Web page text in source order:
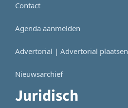
Contact
Agenda aanmelden
Advertorial | Advertorial plaatsen
Nieuwsarchief
Juridisch